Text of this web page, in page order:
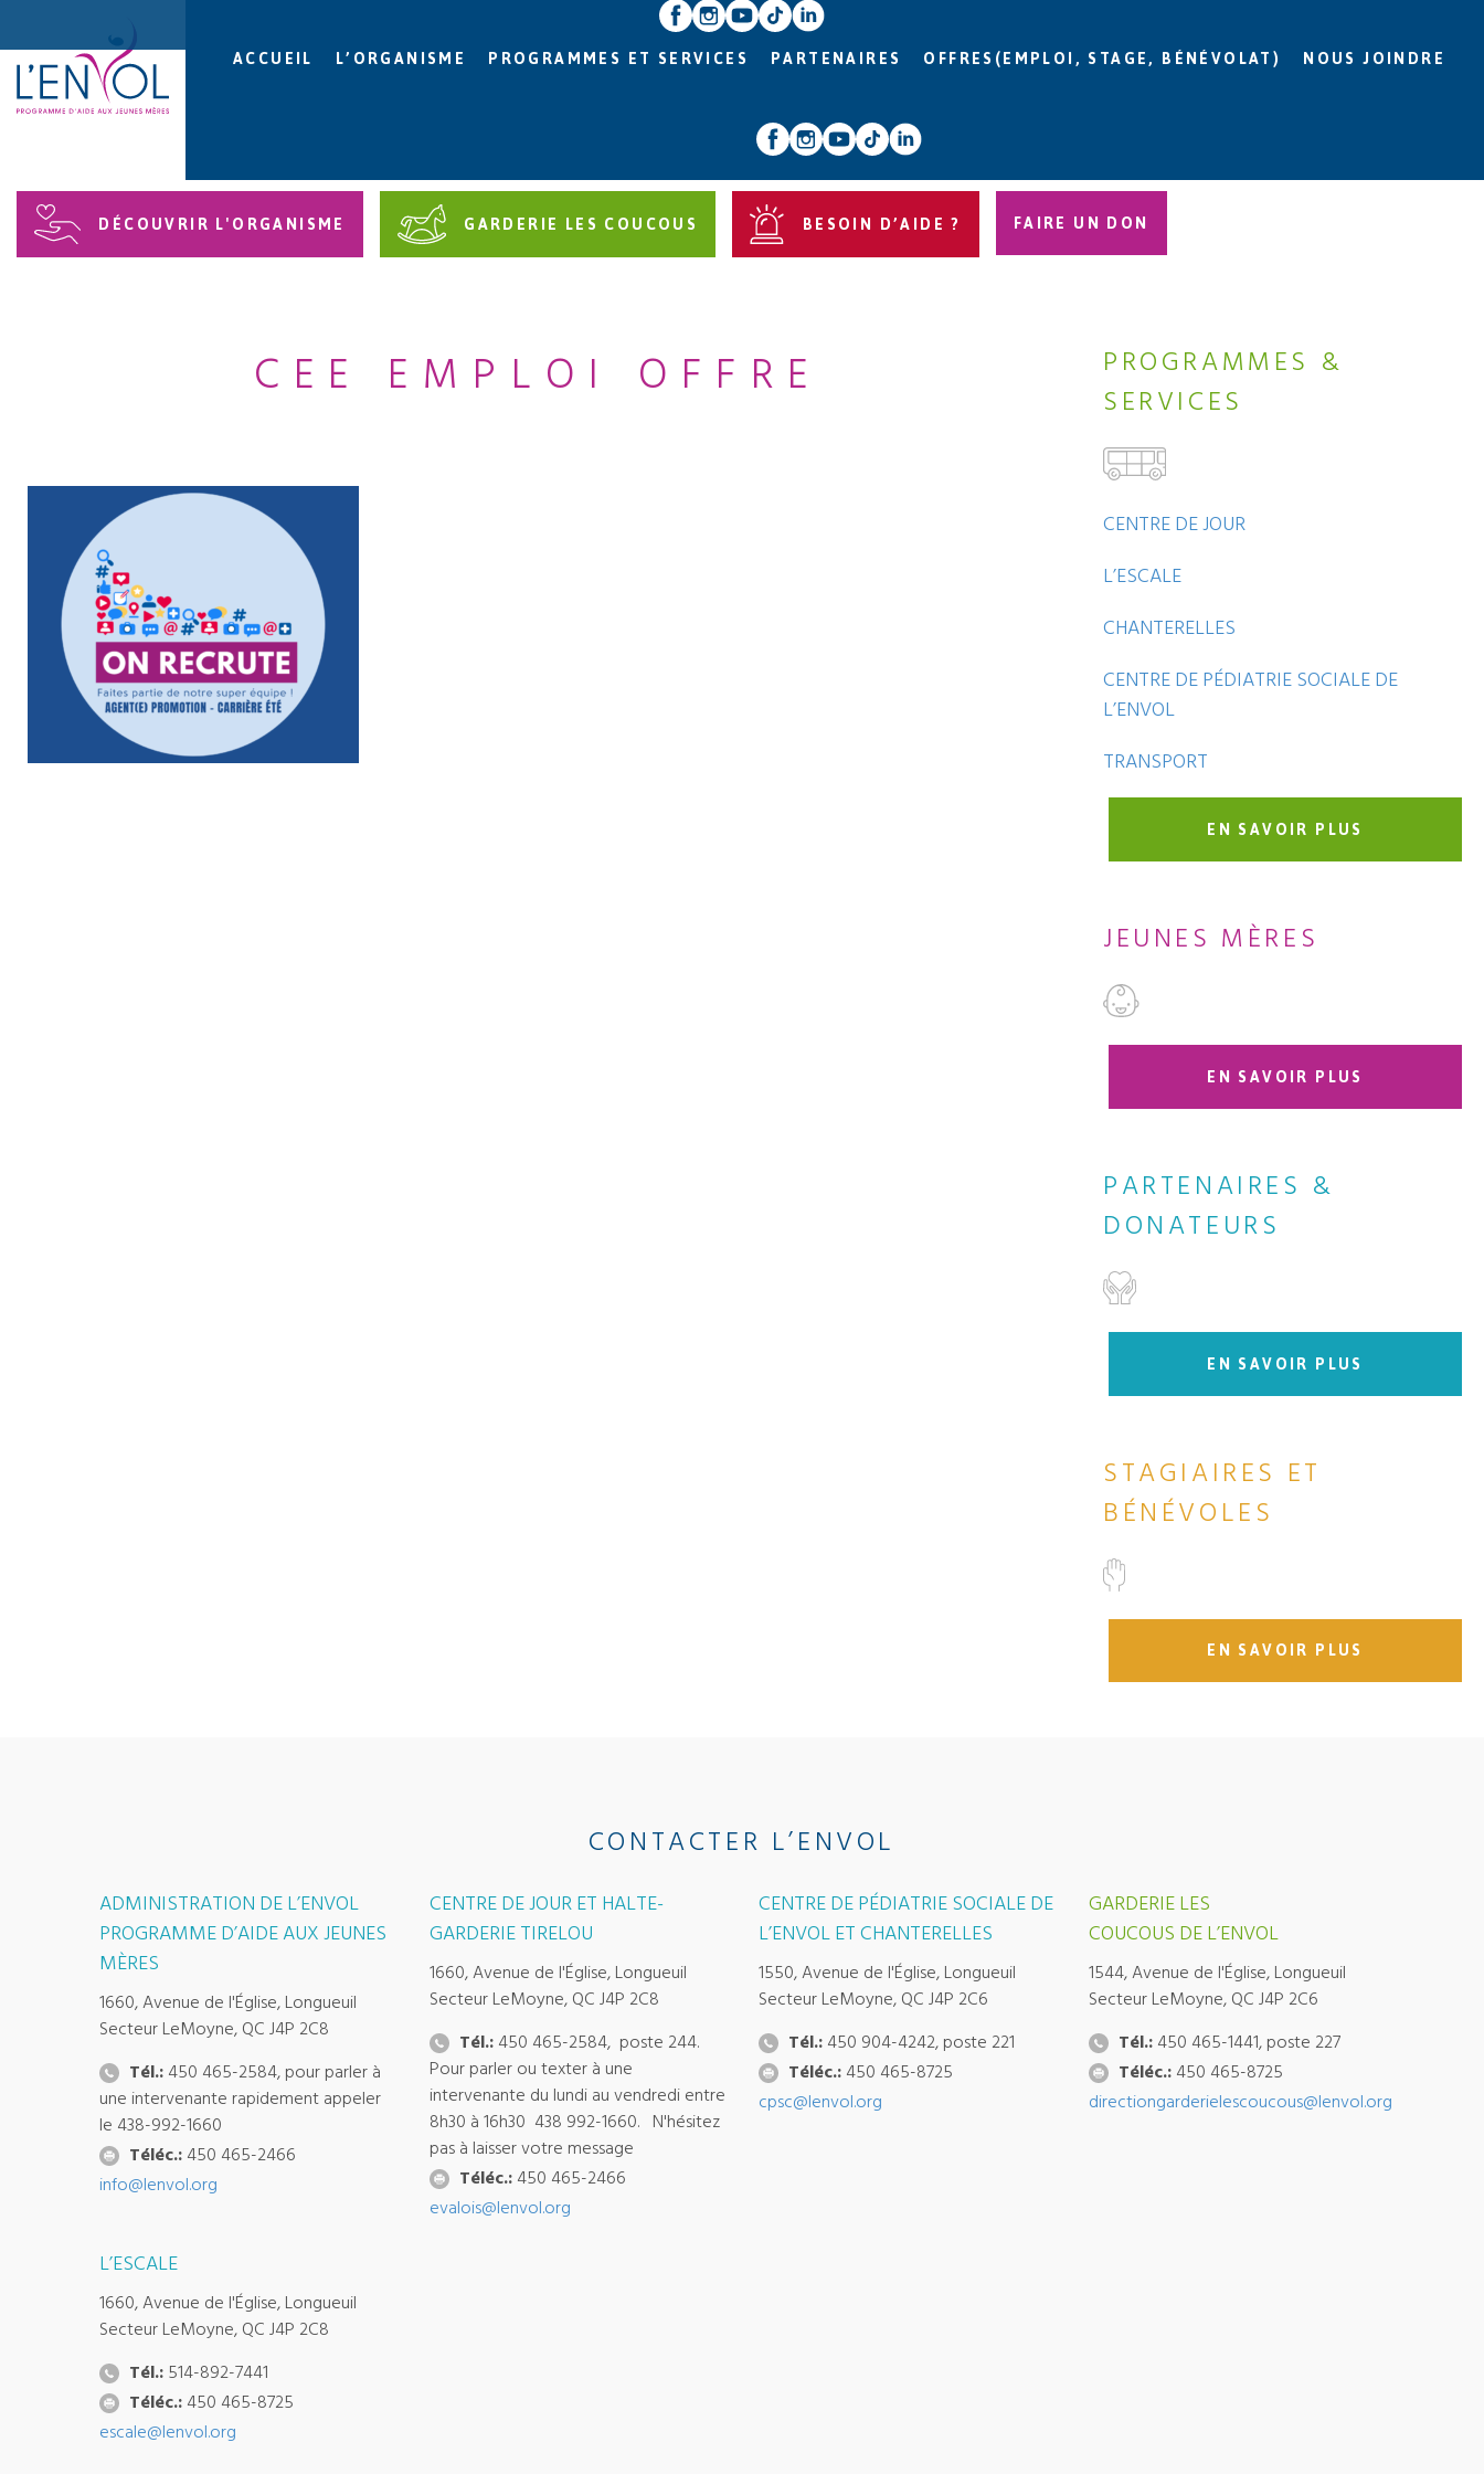
ACCUEIL L’ORGANISME PROGRAMMES ET SERVICES PARTENAIRES OFFRES(EMPLOI, STAGE, BÉNÉVOLAT) NOUS JOINDRE
DÉCOUVRIR L'ORGANISME GARDERIE LES COUCOUS BESOIN D’AIDE ? FAIRE UN DON
CEE EMPLOI OFFRE
PROGRAMMES &
SERVICES
CENTRE DE JOUR
L’ESCALE
CHANTERELLES
CENTRE DE PÉDIATRIE SOCIALE DE
L’ENVOL
TRANSPORT
EN SAVOIR PLUS
JEUNES MÈRES
EN SAVOIR PLUS
PARTENAIRES &
DONATEURS
EN SAVOIR PLUS
STAGIAIRES ET
BÉNÉVOLES
EN SAVOIR PLUS
CONTACTER L’ENVOL
ADMINISTRATION DE L’ENVOL
PROGRAMME D’AIDE AUX JEUNES
MÈRES
1660, Avenue de l'Église, Longueuil
Secteur LeMoyne, QC J4P 2C8
Tél.: 450 465-2584, pour parler à
une intervenante rapidement appeler
le 438-992-1660
Téléc.: 450 465-2466
info@lenvol.org
CENTRE DE JOUR ET HALTE-
GARDERIE TIRELOU
1660, Avenue de l'Église, Longueuil
Secteur LeMoyne, QC J4P 2C8
Tél.:450 465-2584, poste 244.
Pour parler ou texter à une
intervenante du lundi au vendredi entre
8h30 à 16h30 438 992-1660. N'hésitez
pas à laisser votre message
Téléc.:450 465-2466
evalois@lenvol.org
CENTRE DE PÉDIATRIE SOCIALE DE
L’ENVOL ET CHANTERELLES
1550, Avenue de l'Église, Longueuil
Secteur LeMoyne, QC J4P 2C6
Tél.: 450 904-4242, poste 221
Téléc.: 450 465-8725
cpsc@lenvol.org
GARDERIE LES
COUCOUS DE L’ENVOL
1544, Avenue de l'Église, Longueuil
Secteur LeMoyne, QC J4P 2C6
Tél.:450 465-1441, poste 227
Téléc.:450 465-8725
directiongarderielescoucous@lenvol.org
L’ESCALE
1660, Avenue de l'Église, Longueuil
Secteur LeMoyne, QC J4P 2C8
Tél.: 514-892-7441
Téléc.: 450 465-8725
escale@lenvol.org